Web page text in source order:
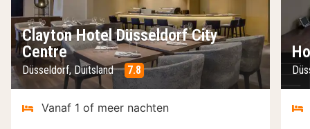
Clayton Hotel Düsseldorf City
Centre
Düsseldorf, Duitsland 7.8
Vanaf 1 of meer nachten